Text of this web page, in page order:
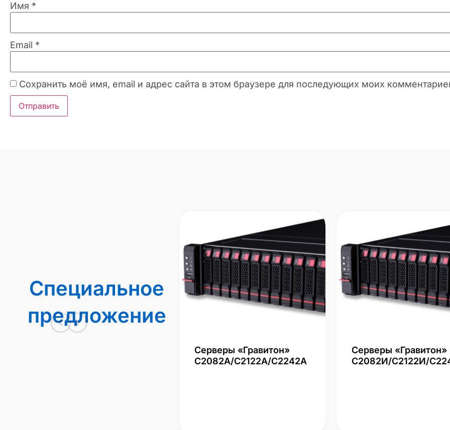
Имя *
Email *
Сохранить моё имя, email и адрес сайта в этом браузере для последующих моих
Специальное
предложение
Серверы «Гравитон»
С2082А/С2122А/С2242А
Серверы «Гравитон»
С2082И/С2122И/